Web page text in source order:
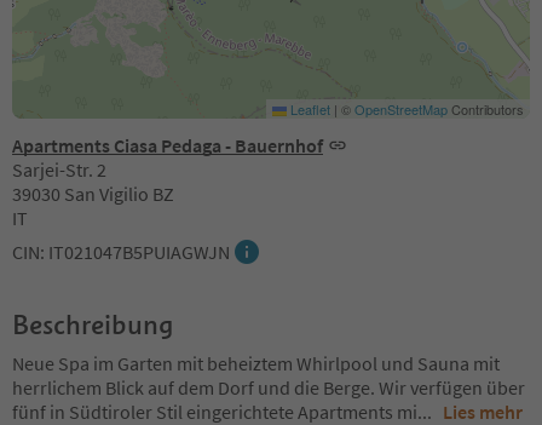
Apartments Ciasa Pedaga - Bauernhof
Sarjei-Str. 2
39030 San Vigilio BZ
IT
CIN: IT021047B5PUIAGWJN
Leaflet | ©OpenStreetMapContributors
Beschreibung
Neue Spa im Garten mit beheiztem Whirlpool und Sauna mit
herrlichem Blick auf dem Dorf und die Berge. Wir verfügen über
fünf in Südtiroler Stil eingerichtete Apartments mi... Lies mehr